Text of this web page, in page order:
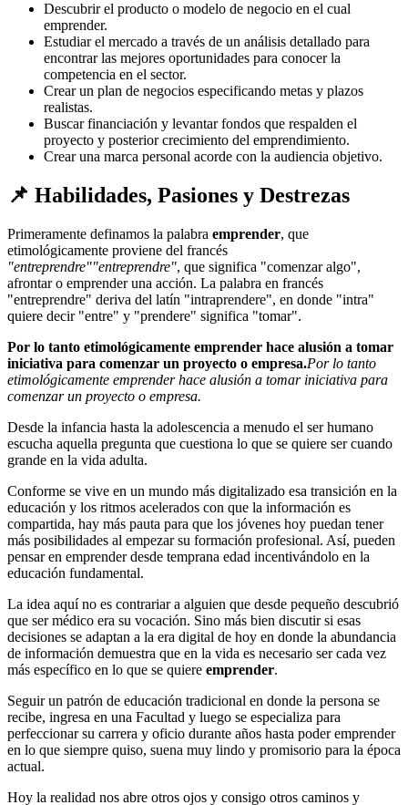
Descubrir el producto o modelo de negocio en el cual
emprender.
Estudiar el mercado a través de un análisis detallado para
encontrar las mejores oportunidades para conocer la
competencia en el sector.
Crear un plan de negocios especificando metas y plazos
realistas.
Buscar financiación y levantar fondos que respalden el
proyecto y posterior crecimiento del emprendimiento.
Crear una marca personal acorde con la audiencia objetivo.
📌 Habilidades, Pasiones y Destrezas
Primeramente definamos la palabra emprender, que
etimológicamente proviene del francés
"entreprendre""entreprendre", que significa "comenzar algo",
afrontar o emprender una acción. La palabra en francés
"entreprendre" deriva del latín "intraprendere", en donde "intra"
quiere decir "entre" y "prendere" significa "tomar".
Por lo tanto etimológicamente emprender hace alusión a tomar
iniciativa para comenzar un proyecto o empresa.Por lo tanto
etimológicamente emprender hace alusión a tomar iniciativa para
comenzar un proyecto o empresa.
Desde la infancia hasta la adolescencia a menudo el ser humano
escucha aquella pregunta que cuestiona lo que se quiere ser cuando
grande en la vida adulta.
Conforme se vive en un mundo más digitalizado esa transición en la
educación y los ritmos acelerados con que la información es
compartida, hay más pauta para que los jóvenes hoy puedan tener
más posibilidades al empezar su formación profesional. Así, pueden
pensar en emprender desde temprana edad incentivándolo en la
educación fundamental.
La idea aquí no es contrariar a alguien que desde pequeño descubrió
que ser médico era su vocación. Sino más bien discutir si esas
decisiones se adaptan a la era digital de hoy en donde la abundancia
de información demuestra que en la vida es necesario ser cada vez
más específico en lo que se quiere emprender.
Seguir un patrón de educación tradicional en donde la persona se
recibe, ingresa en una Facultad y luego se especializa para
perfeccionar su carrera y oficio durante años hasta poder emprender
en lo que siempre quiso, suena muy lindo y promisorio para la época
actual.
Hoy la realidad nos abre otros ojos y consigo otros caminos y